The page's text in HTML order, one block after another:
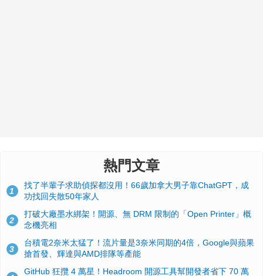
熱門文章
1
找了半輩子求助偵探都沒用！66歲加拿大男子靠ChatGPT，成
功找回失散50年家人
2
打破大廠墨水綁架！開源、無 DRM 限制的「Open Printer」概
念機亮相
3
台積電2奈米太猛了！流片量是3奈米同期的4倍，Google與蘋果
搶首發、輝達與AMD排隊等產能
GitHub 狂攬 4 萬星！Headroom 開源工具幫開發者省下 70 萬